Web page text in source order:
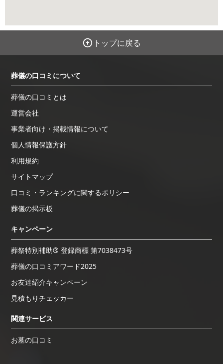
トップに戻る
葬儀の口コミについて
葬儀の口コミとは
運営会社
事業者向け・掲載情報について
個人情報保護方針
利用規約
サイトマップ
口コミ・ランキングに関するポリシー
葬儀の掲示板
キャンペーン
葬祭特別補助® 登録商標 第7038473号
葬儀の口コミアワード2025
お友達紹介キャンペーン
見積もりチェッカー
関連サービス
お墓の口コミ